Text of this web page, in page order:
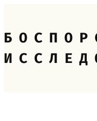
содержимому